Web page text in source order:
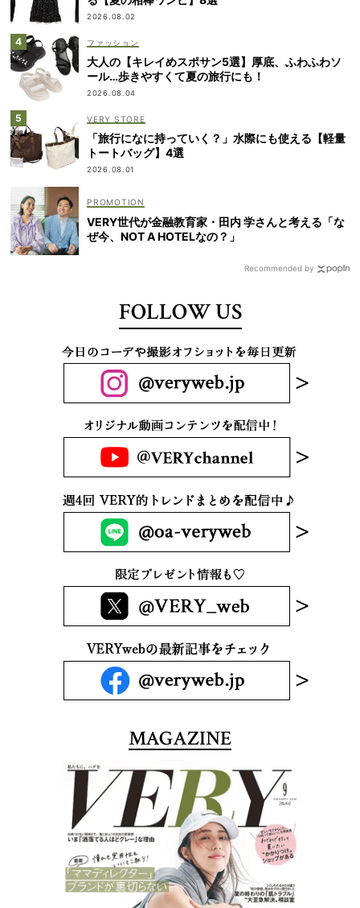
2026.08.02
ファッション
大人の【キレイめスポサン5選】厚底、ふわふわソ
ール…歩きやすくて夏の旅行にも！
2026.08.04
VERY STORE
「旅行になに持っていく？」水際にも使える【軽量
トートバッグ】4選
2026.08.01
VERY世代が金融教育家・田内 学さんと考える「な
ぜ今、NOT A HOTELなの？」
Recommended by
FOLLOW US
MAGAZINE